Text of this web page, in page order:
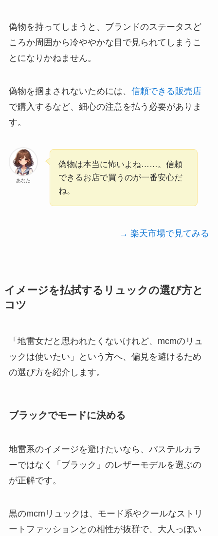
偽物を持ってしまうと、ブランドのステータスど
ころか周囲から冷ややかな目で見られてしまうこ
とになりかねません。
偽物を掴まされないためには、 信頼できる販売店
で購入するなど、細心の注意を払う必要がありま
す。
あなた
偽物は本当に怖いよね……。信頼
できるお店で買うのが一番安心だ
ね。
→ 楽天市場で見てみる
イメージを払拭するリュックの選び方と
コツ
「地雷女だと思われたくないけれど、mcmのリュ
ックは使いたい」という方へ、偏見を避けるため
の選び方を紹介します。
ブラックでモードに決める
地雷系のイメージを避けたいなら、パステルカラ
ーではなく「ブラック」のレザーモデルを選ぶの
が正解です。
黒のmcmリュックは、モード系やクールなストリ
ートファッションとの相性が抜群で、大人っぽい